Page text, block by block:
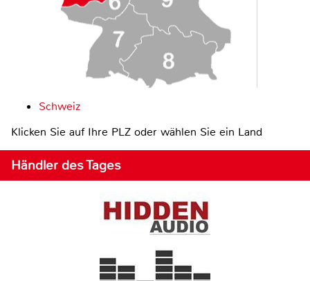
Schweiz
Klicken Sie auf Ihre PLZ oder wählen Sie ein Land
Händler des Tages